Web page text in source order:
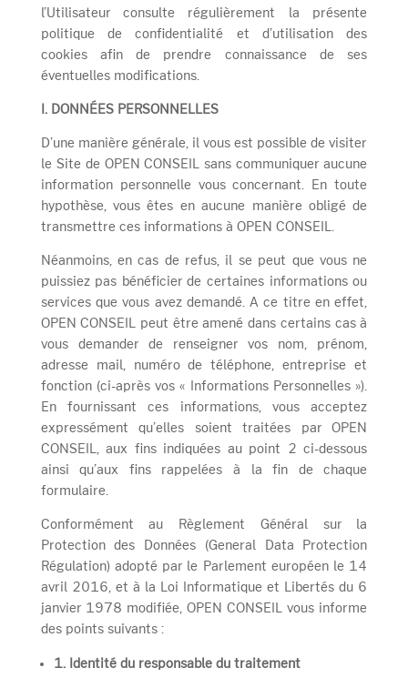
l’Utilisateur consulte régulièrement la présente
politique de confidentialité et d’utilisation des
cookies afin de prendre connaissance de ses
éventuelles modifications.
I. DONNÉES PERSONNELLES
D’une manière générale, il vous est possible de visiter
le Site de OPEN CONSEIL sans communiquer aucune
information personnelle vous concernant. En toute
hypothèse, vous êtes en aucune manière obligé de
transmettre ces informations à OPEN CONSEIL.
Néanmoins, en cas de refus, il se peut que vous ne
puissiez pas bénéficier de certaines informations ou
services que vous avez demandé. A ce titre en effet,
OPEN CONSEIL peut être amené dans certains cas à
vous demander de renseigner vos nom, prénom,
adresse mail, numéro de téléphone, entreprise et
fonction (ci-après vos « Informations Personnelles »).
En fournissant ces informations, vous acceptez
expressément qu’elles soient traitées par OPEN
CONSEIL, aux fins indiquées au point 2 ci-dessous
ainsi qu’aux fins rappelées à la fin de chaque
formulaire.
Conformément au Règlement Général sur la
Protection des Données (General Data Protection
Régulation) adopté par le Parlement européen le 14
avril 2016, et à la Loi Informatique et Libertés du 6
janvier 1978 modifiée, OPEN CONSEIL vous informe
des points suivants :
1. Identité du responsable du traitement